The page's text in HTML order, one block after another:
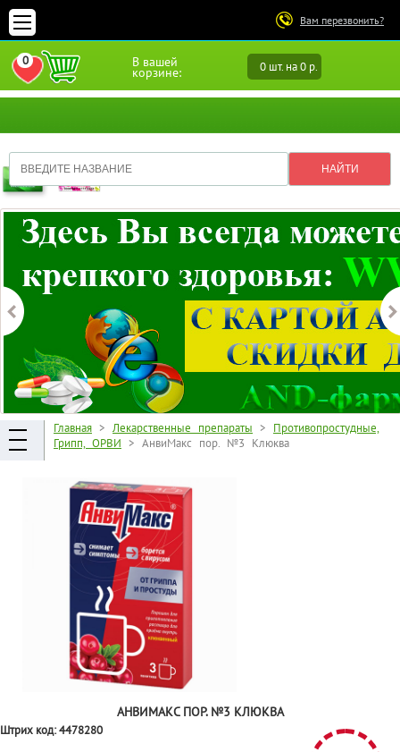
Вам перезвонить?
В вашей
корзине: 0 шт. на 0 р.
0
ПЕРЕЙТИ В ИЗБРАННОЕ
Главная > Лекарственные препараты > Противопростудные,
Грипп, ОРВИ > АнвиМакс пор. №3 Клюква
АНВИМАКС ПОР. №3 КЛЮКВА
Штрих код:4478280